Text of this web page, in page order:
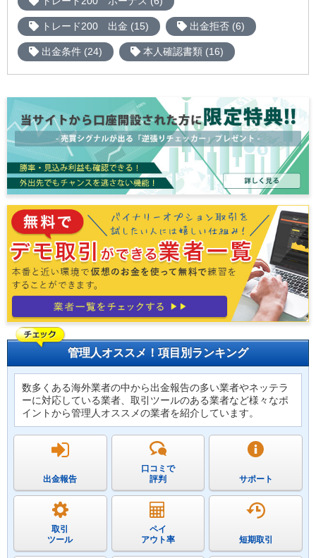
トレード200 出金 (15) 出金拒否 (6)
出金条件 (24) 本人確認書類 (16)
管理人オススメ！項目別ランキング
数多くある海外業者の中から出金報告の多い業者やネッテラ
ーに対応している業者、取引ツールのある業者など様々なポ
イントから管理人オススメの業者を紹介しています。
出金報告
口コミで
評判
サポート
取引
ツール
ペイ
アウト率
短期取引